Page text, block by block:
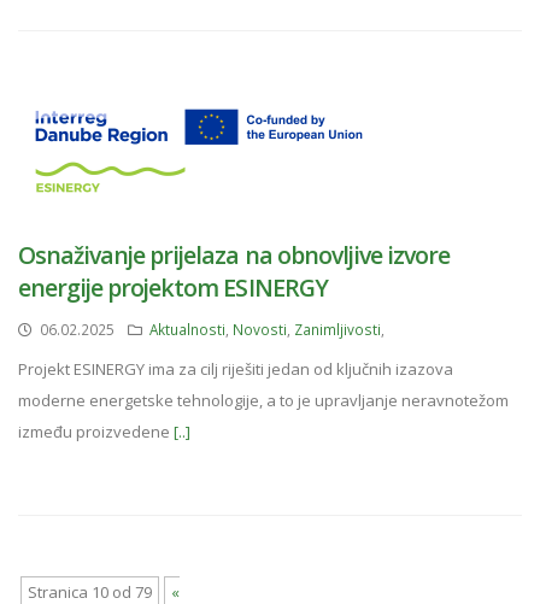
Osnaživanje prijelaza na obnovljive izvore
energije projektom ESINERGY
06.02.2025 Aktualnosti Novosti Zanimljivosti
Projekt ESINERGY ima za cilj riješiti jedan od ključnih izazova
moderne energetske tehnologije, a to je upravljanje neravnotežom
između proizvedene [..]
Stranica 10 od 79
«